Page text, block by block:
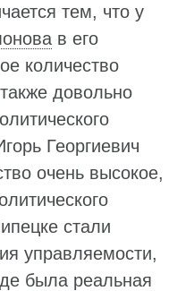
тем, что у
в его
количество
довольно
Георгиевич
очень высокое,
стали
управляемости,
была реальная